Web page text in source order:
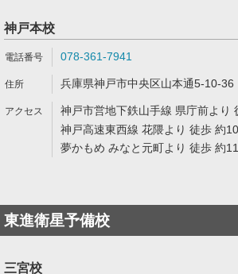
神戸本校
078-361-7941
兵庫県神戸市中央区山本通5-10-36
神戸市営地下鉄山手線 県庁前より
神戸高速東西線 花隈より 徒歩 約
夢かもめ みなと元町より 徒歩 約
東進衛星予備校
三宮校